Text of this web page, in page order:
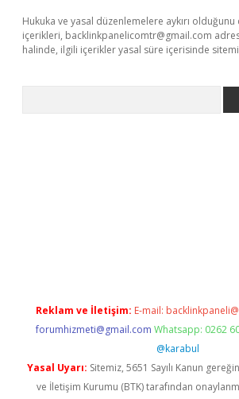
Hukuka ve yasal düzenlemelere aykırı
içerikleri, backlinkpanelicomtr@gmail.com
halinde, ilgili içerikler yasal süre içerisinde
Reklam ve İletişim: E-mail:
forumhizmeti@gmail.com Whatsapp: 0262
@karabul
Yasal Uyarı: Sitemiz, 5651 Sayılı Kanun
ve İletişim Kurumu (BTK) tarafından